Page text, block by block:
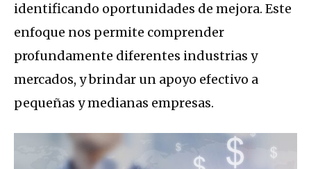
identificando oportunidades de mejora. Este
enfoque nos permite comprender
profundamente diferentes industrias y
mercados, y brindar un apoyo efectivo a
pequeñas y medianas empresas.